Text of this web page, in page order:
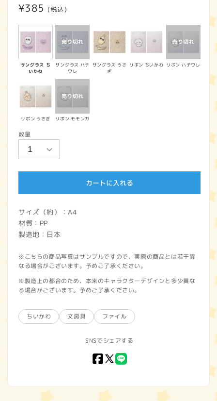
通
常
価
格
¥385 (税込)
サングラス ち
いかわ
サングラス ハチ
ワレ
サングラス うさ
ぎ
リボン ちいかわ リボン ハチワレ
リボン うさぎ リボン モモンガ
数量
カートに入れる
サイズ（約）：A4
材質：PP
製造地：日本
※こちらの商品写真はサンプルですので、実際の商品とは若干異
なる場合がございます。予めご了承ください。
※製造上の都合のため、本来のキャラクターデザインと多少異な
る場合がございます。予めご了承ください。
ちいかわ 文房具 ファイル
SNSでシェアする
Facebook
X